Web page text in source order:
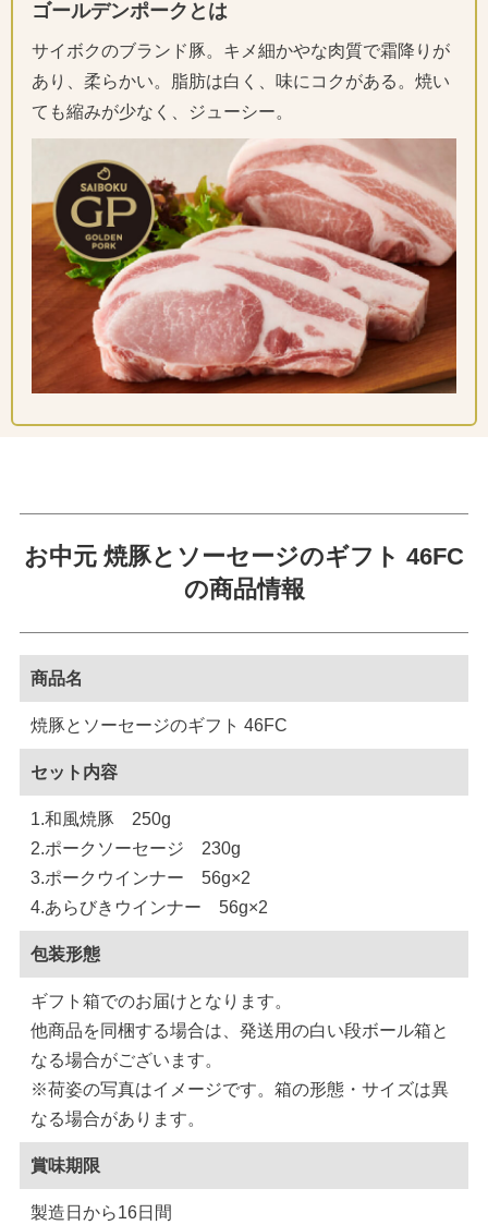
ゴールデンポークとは
サイボクのブランド豚。キメ細かやな肉質で霜降りが
あり、柔らかい。脂肪は白く、味にコクがある。焼い
ても縮みが少なく、ジューシー。
お中元 焼豚とソーセージのギフト 46FC
の商品情報
商品名
焼豚とソーセージのギフト 46FC
セット内容
1.和風焼豚 250g
2.ポークソーセージ 230g
3.ポークウインナー 56g×2
4.あらびきウインナー 56g×2
包装形態
ギフト箱でのお届けとなります。
他商品を同梱する場合は、発送用の白い段ボール箱と
なる場合がございます。
※荷姿の写真はイメージです。箱の形態・サイズは異
なる場合があります。
賞味期限
製造日から16日間